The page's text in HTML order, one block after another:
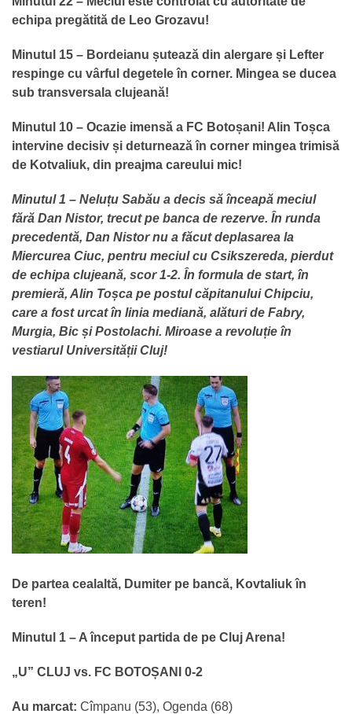
echipa pregătită de Leo Grozavu!
Minutul 15 – Bordeianu șutează din alergare și Lefter
respinge cu vârful degetele în corner. Mingea se ducea
sub transversala clujeană!
Minutul 10 – Ocazie imensă a FC Botoșani! Alin Toșca
intervine decisiv și deturnează în corner mingea trimisă
de Kotvaliuk, din preajma careului mic!
Minutul 1 – Neluțu Sabău a decis să înceapă meciul
fără Dan Nistor, trecut pe banca de rezerve. În runda
precedentă, Dan Nistor nu a făcut deplasarea la
Miercurea Ciuc, pentru meciul cu Csikszereda, pierdut
de echipa clujeană, scor 1-2. În formula de start, în
premieră, Alin Toșca pe postul căpitanului Chipciu,
care a fost urcat în linia mediană, alături de Fabry,
Murgia, Bic și Postolachi. Miroase a revoluție în
vestiarul Universității Cluj!
De partea cealaltă, Dumiter pe bancă, Kovtaliuk în
teren!
Minutul 1 – A început partida de pe Cluj Arena!
„U” CLUJ vs. FC BOTOȘANI 0-2
Au marcat: Cîmpanu (53), Ogenda (68)